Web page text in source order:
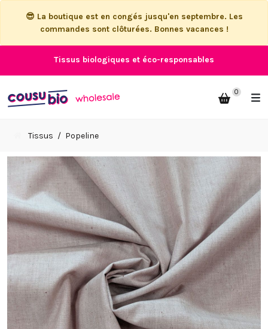
😎 La boutique est en congés jusqu'en septembre. Les
commandes sont clôturées. Bonnes vacances !
Tissus biologiques et éco-responsables
0
Tissus Popeline